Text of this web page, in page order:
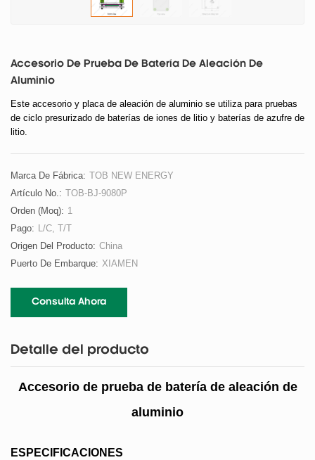
Accesorio De Prueba De Batería De Aleación De
Aluminio
Este accesorio y placa de aleación de aluminio se utiliza para pruebas
de ciclo presurizado de baterías de iones de litio y baterías de azufre de
litio.
Marca De Fábrica: TOB NEW ENERGY
Artículo No.: TOB-BJ-9080P
Orden (moq): 1
Pago: L/C, T/T
Origen Del Producto: China
Puerto De Embarque: XIAMEN
Consulta Ahora
Detalle del producto
Accesorio de prueba de batería de aleación de
aluminio
ESPECIFICACIONES